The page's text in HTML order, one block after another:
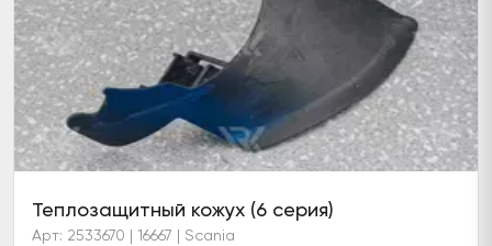
Теплозащитный кожух (6 серия)
Арт: 2533670 | 16667 | Scania